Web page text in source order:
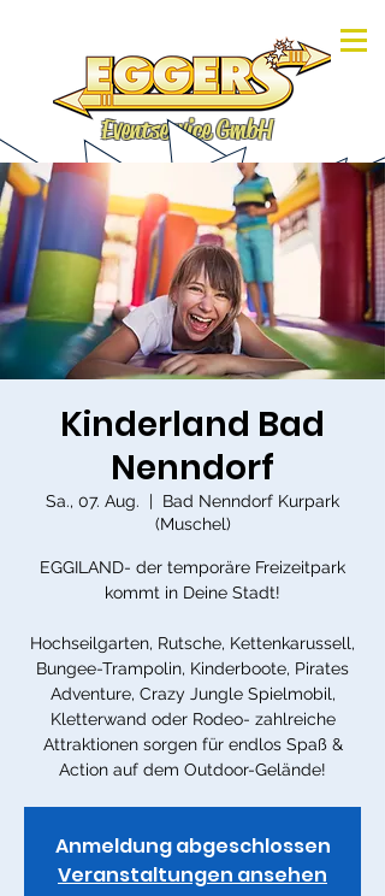
Eventservice GmbH
Kinderland Bad
Nenndorf
Sa., 07. Aug.
  |
Bad Nenndorf Kurpark
(Muschel)
EGGILAND- der temporäre Freizeitpark
kommt in Deine Stadt!
Hochseilgarten, Rutsche, Kettenkarussell,
Bungee-Trampolin, Kinderboote, Pirates
Adventure, Crazy Jungle Spielmobil,
Kletterwand oder Rodeo- zahlreiche
Attraktionen sorgen für endlos Spaß &
Action auf dem Outdoor-Gelände!
Anmeldung abgeschlossen
Veranstaltungen ansehen